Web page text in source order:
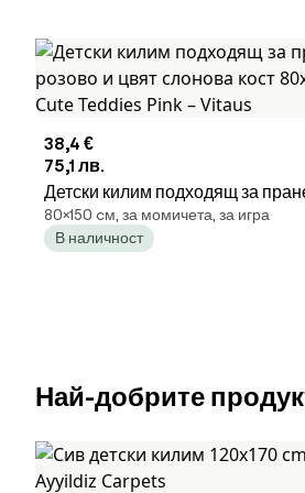
38,4 €
75,1 лв.
Детски килим подходящ за
розово и цвят слонова кост
Cute Teddies Pink – Vitaus
80×150 cм, за момичета, за игра
В наличност
Най-добрите